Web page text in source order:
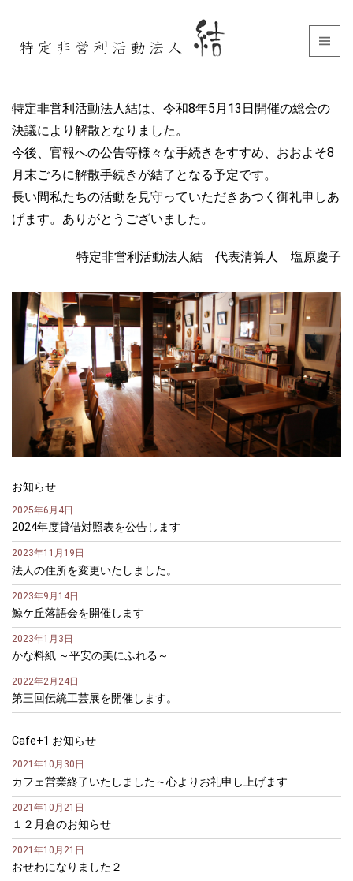
特定非営利活動法人結は、令和8年5月13日開催の総会の
決議により解散となりました。
今後、官報への公告等様々な手続きをすすめ、おおよそ8
月末ごろに解散手続きが結了となる予定です。
長い間私たちの活動を見守っていただきあつく御礼申しあ
げます。ありがとうございました。
特定非営利活動法人結 代表清算人 塩原慶子
お知らせ
2025年6月4日
2024年度貸借対照表を公告します
2023年11月19日
法人の住所を変更いたしました。
2023年9月14日
鯨ケ丘落語会を開催します
2023年1月3日
かな料紙 ～平安の美にふれる～
2022年2月24日
第三回伝統工芸展を開催します。
Cafe+1 お知らせ
2021年10月30日
カフェ営業終了いたしました～心よりお礼申し上げます
2021年10月21日
１２月倉のお知らせ
2021年10月21日
おせわになりました２